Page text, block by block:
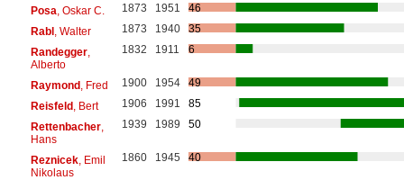
Posa , Oskar C. 1873 1951
46
Rabl, Walter 1873 1940
35
Randegger,
Alberto
1832 1911 6
Raymond, Fred 1900 1954
49
Reisfeld, Bert 1906 1991
85
Rettenbacher,
Hans
1939 1989 50
Reznicek, Emil
Nikolaus
1860 1945 40